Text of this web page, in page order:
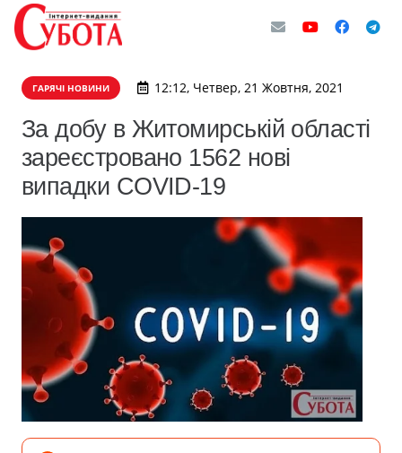
ГАРЯЧІ НОВИНИ 12:12, Четвер, 21 Жовтня, 2021
За добу в Житомирській області
зареєстровано 1562 нові
випадки COVID-19